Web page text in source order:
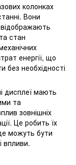
колонках
Вони
стан
енергії, що
без необхідності
дисплеї мають
та
зовнішніх
Це робить їх
можуть бути
впливи.